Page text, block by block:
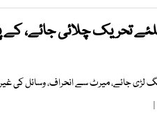
تحریک چلائی جائے، کے
جنگ لڑی جائے، میرٹ سے انحراف، وسائل کی